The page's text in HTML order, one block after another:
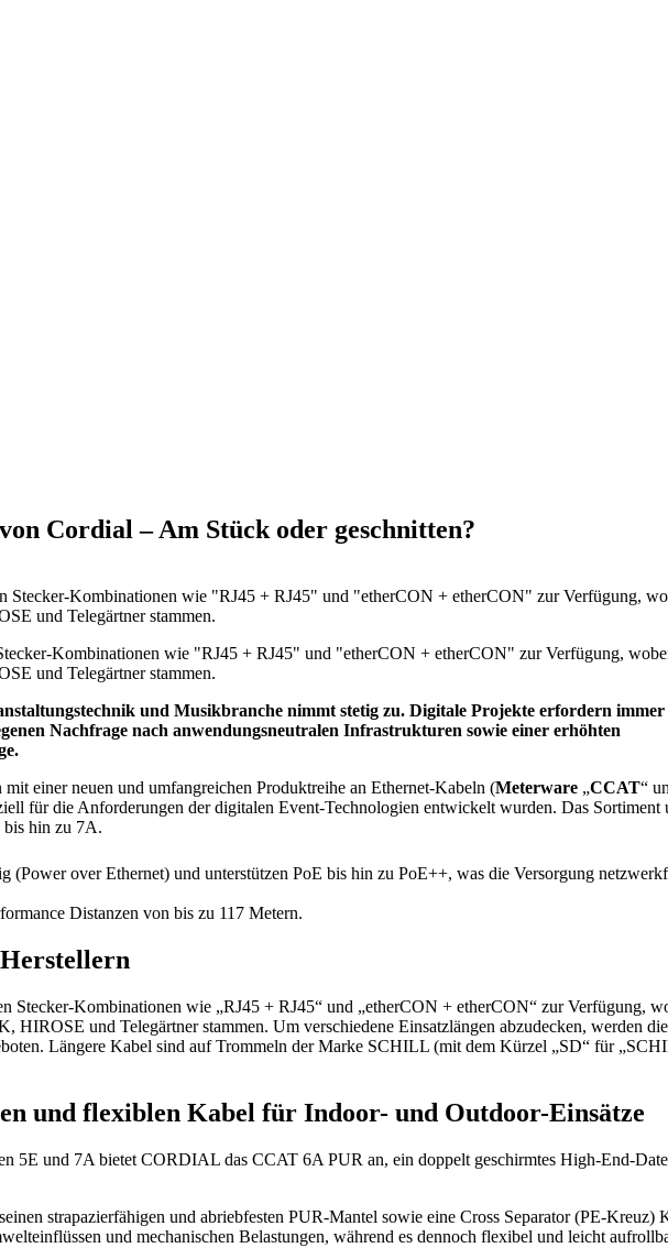
Cordial – Am Stück oder geschnitten?
Kombinationen wie "RJ45 + RJ45" und "etherCON + etherCON" zur Verfügung,
und Telegärtner stammen.
und Musikbranche nimmt stetig zu. Digitale Projekte erfordern immer
Nachfrage nach anwendungsneutralen Infrastrukturen sowie einer erhöhten
einer neuen und umfangreichen Produktreihe an Ethernet-Kabeln (Meterware „CCAT“
für die Anforderungen der digitalen Event-Technologien entwickelt wurden. Das Sortiment
hin zu 7A.
(Power over Ethernet) und unterstützen PoE bis hin zu PoE++, was die Versorgung
Distanzen von bis zu 117 Metern.
Stecker-Kombinationen wie „RJ45 + RJ45“ und „etherCON + etherCON“ zur Verfügung,
HIROSE und Telegärtner stammen. Um verschiedene Einsatzlängen abzudecken, werden
Längere Kabel sind auf Trommeln der Marke SCHILL (mit dem Kürzel „SD“ für
und flexiblen Kabel für Indoor- und Outdoor-Einsätze
5E und 7A bietet CORDIAL das CCAT 6A PUR an, ein doppelt geschirmtes High-End-
strapazierfähigen und abriebfesten PUR-Mantel sowie eine Cross Separator (PE-Kreuz)
und mechanischen Belastungen, während es dennoch flexibel und leicht